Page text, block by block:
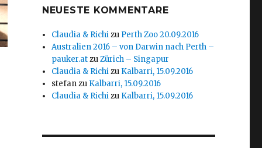
NEUESTE KOMMENTARE
Claudia & Richizu Perth Zoo 20.09.2016
Australien 2016 – von Darwin nach Perth –
pauker.atzuZürich – Singapur
Claudia & Richizu Kalbarri, 15.09.2016
stefanzu Kalbarri, 15.09.2016
Claudia & Richizu Kalbarri, 15.09.2016